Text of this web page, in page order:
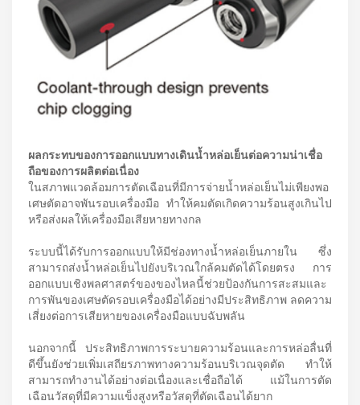
ผลกระทบของการออกแบบทางเดินน้ำหล่อเย็นต่อความน่าเชื่อ
ถือของการผลิตต่อเนื่อง
ในสภาพแวดล้อมการตัดเฉือนที่มีการจ่ายน้ำหล่อเย็นไม่เพียงพอ
เศษตัดอาจพันรอบเครื่องมือ ทำให้คมตัดเกิดความร้อนสูงเกินไป
หรือส่งผลให้เครื่องมือเสียหายทางกล
ระบบนี้ได้รับการออกแบบให้มีช่องทางน้ำหล่อเย็นภายใน ซึ่ง
สามารถส่งน้ำหล่อเย็นไปยังบริเวณใกล้คมตัดได้โดยตรง การ
ออกแบบเชิงพลศาสตร์ของของไหลนี้ช่วยป้องกันการสะสมและ
การพันของเศษตัดรอบเครื่องมือได้อย่างมีประสิทธิภาพ ลดความ
เสี่ยงต่อการเสียหายของเครื่องมือแบบฉับพลัน
นอกจากนี้ ประสิทธิภาพการระบายความร้อนและการหล่อลื่นที่
ดีขึ้นยังช่วยเพิ่มเสถียรภาพทางความร้อนบริเวณจุดตัด ทำให้
สามารถทำงานได้อย่างต่อเนื่องและเชื่อถือได้ แม้ในการตัด
เฉือนวัสดุที่มีความแข็งสูงหรือวัสดุที่ตัดเฉือนได้ยาก